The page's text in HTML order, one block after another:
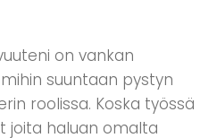
on vankan
suuntaan pystyn
roolissa. Koska työssä
joita haluan omalta